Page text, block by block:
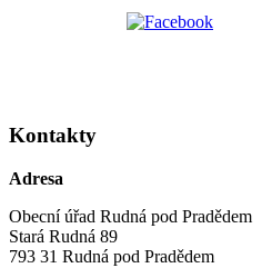
Kontakty
Adresa
Obecní úřad Rudná pod Pradědem
Stará Rudná 89
793 31 Rudná pod Pradědem